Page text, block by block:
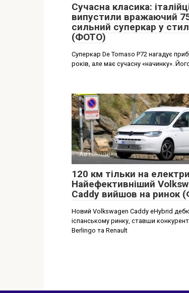
Сучасна класика:
випустили вражаючий
сильний суперкар у
(ФОТО)
Суперкар De Tomaso P72 нагадує
років, але має сучасну «начинку».
Автоновини
120 км тільки на
Найефективніший
Caddy вийшов на ринок
Новий Volkswagen Caddy eHybrid
іспанському ринку, ставши
Berlingo та Renault